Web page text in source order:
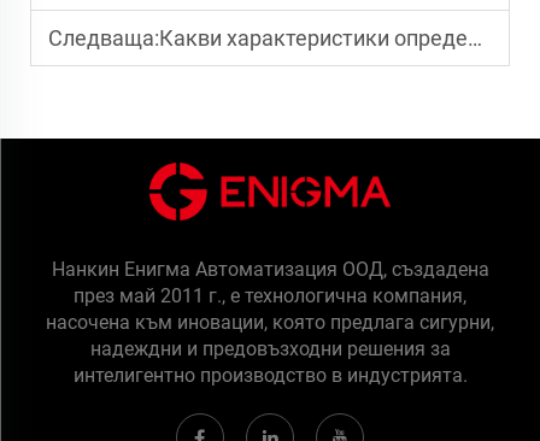
Следваща:Какви характеристики определят напредналото оборудване за WAAM?
Нанкин Енигма Автоматизация ООД, създадена
през май 2011 г., е технологична компания,
насочена към иновации, която предлага сигурни,
надеждни и предовъзходни решения за
интелигентно производство в индустрията.